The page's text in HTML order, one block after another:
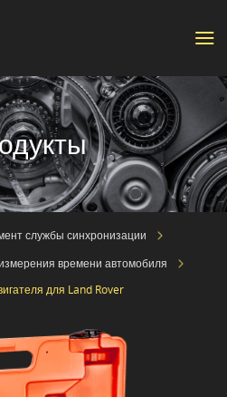
службы синхронизации
времени автомобиля
для Land Rover